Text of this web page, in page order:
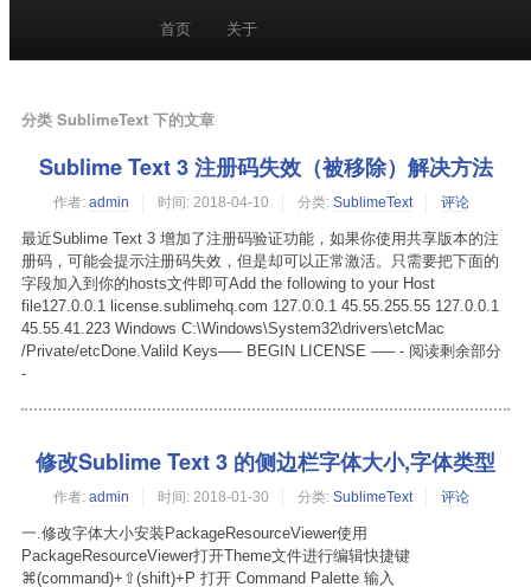
首页 关于
分类 SublimeText 下的文章
Sublime Text 3 注册码失效（被移除）解决方法
作者: admin 时间: 2018-04-10 分类: SublimeText 评论
最近Sublime Text 3 增加了注册码验证功能，如果你使用共享版本的注
册码，可能会提示注册码失效，但是却可以正常激活。只需要把下面的
字段加入到你的hosts文件即可Add the following to your Host
file127.0.0.1 license.sublimehq.com 127.0.0.1 45.55.255.55 127.0.0.1
45.55.41.223 Windows C:\Windows\System32\drivers\etcMac
/Private/etcDone.Valild Keys—– BEGIN LICENSE —– - 阅读剩余部分
-
修改Sublime Text 3 的侧边栏字体大小,字体类型
作者: admin 时间: 2018-01-30 分类: SublimeText 评论
一.修改字体大小安装PackageResourceViewer使用
PackageResourceViewer打开Theme文件进行编辑快捷键
⌘(command)+⇧(shift)+P 打开 Command Palette 输入